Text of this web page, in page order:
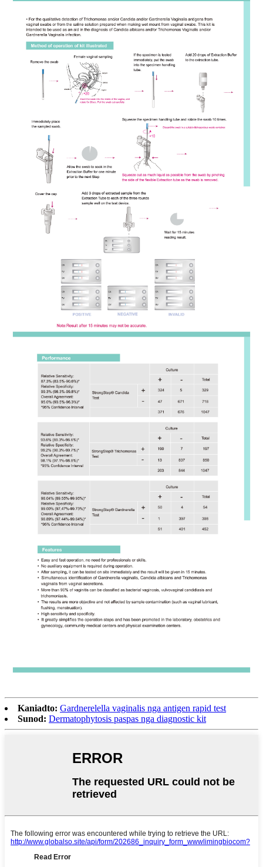
Kaniadto: Gardnerelella vaginalis nga antigen rapid test
Sunod: Dermatophytosis paspas nga diagnostic kit